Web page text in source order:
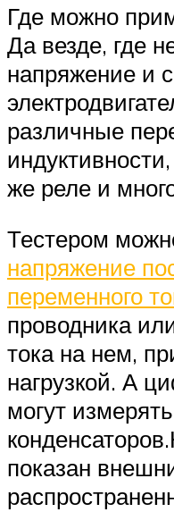
Где можно
Да везде, где
напряжение и
различные
же реле и
Тестером
напряжение
переменного
проводника
тока на нем,
нагрузкой. А
могут
показан